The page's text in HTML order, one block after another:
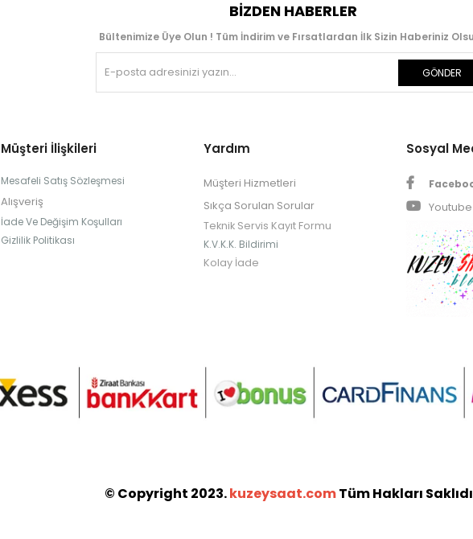
BIZDEN HABERLER
Bültenimize Üye Olun ! Tüm İndirim ve Fırsatlardan İlk Sizin Haberiniz
GÖNDER
Müşteri İlişkileri
Mesafeli Satış Sözleşmesi
Alışveriş
İade Ve Değişim Koşulları
Gizlilik Politikası
Yardım
Müşteri Hizmetleri
Sıkça Sorulan Sorular
Teknik Servis Kayıt Formu
K.V.K.K. Bildirimi
Kolay İade
Sosyal
Youtube
© Copyright 2023.kuzeysaat.comTüm Hakları